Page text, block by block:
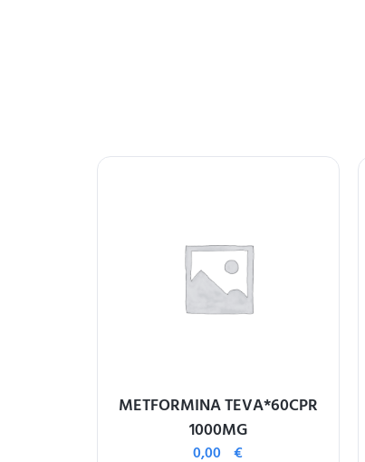
METFORMINA TEVA*60CPR
1000MG
0,00€